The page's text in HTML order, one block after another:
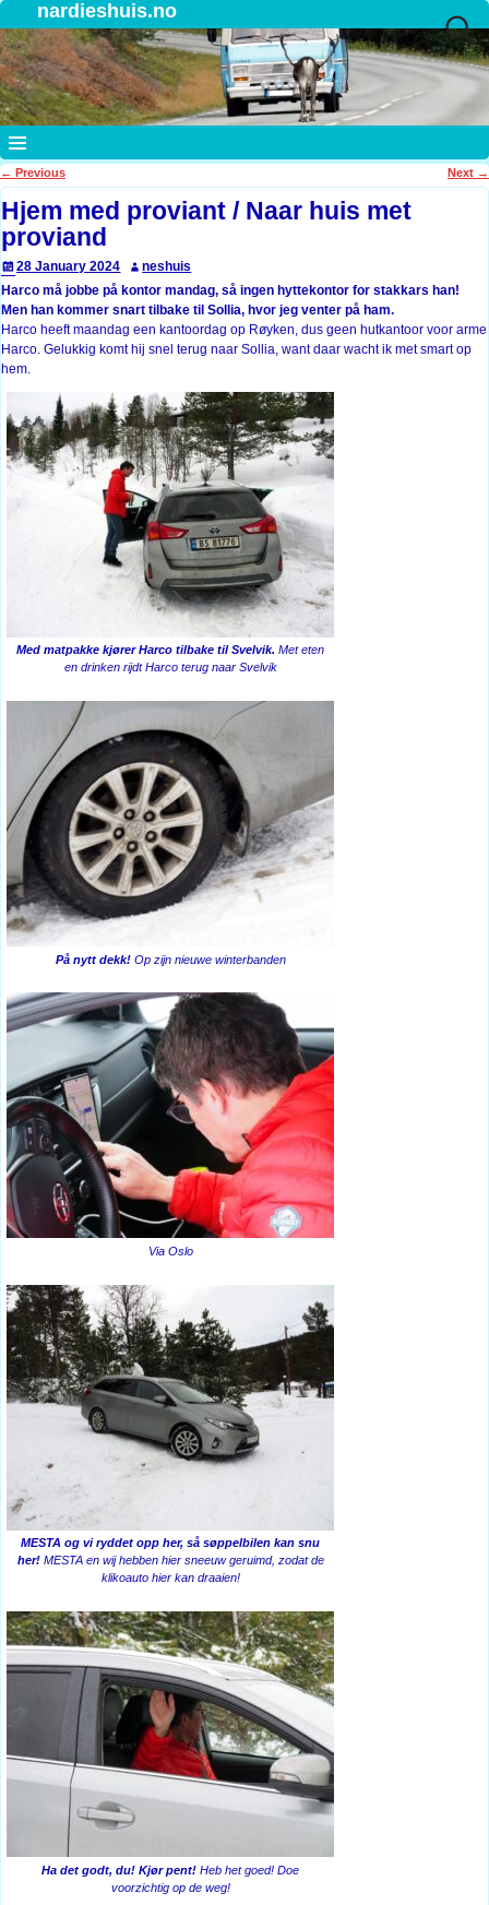
nardieshuis.no
Post navigation
← Previous Next →
Hjem med proviant / Naar huis met
proviand
28 January 2024
neshuis
Harco må jobbe på kontor mandag, så ingen hyttekontor for stakkars han!
Men han kommer snart tilbake til Sollia, hvor jeg venter på ham.
Harco heeft maandag een kantoordag op Røyken, dus geen hutkantoor voor arme
Harco. Gelukkig komt hij snel terug naar Sollia, want daar wacht ik met smart op
hem.
Med matpakke kjører Harco tilbake til Svelvik. Met eten
en drinken rijdt Harco terug naar Svelvik
På nytt dekk!Op zijn nieuwe winterbanden
Via Oslo
MESTA og vi ryddet opp her, så søppelbilen kan snu
her!MESTA en wij hebben hier sneeuw geruimd, zodat de
klikoauto hier kan draaien!
Ha det godt, du! Kjør pent! Heb het goed! Doe
voorzichtig op de weg!